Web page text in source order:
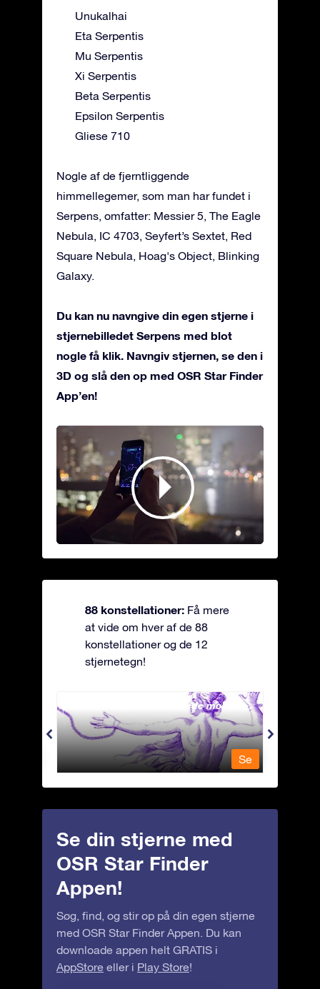
Unukalhai
Eta Serpentis
Mu Serpentis
Xi Serpentis
Beta Serpentis
Epsilon Serpentis
Gliese 710
Nogle af de fjerntliggende
himmellegemer, som man har fundet i
Serpens, omfatter: Messier 5, The Eagle
Nebula, IC 4703, Seyfert’s Sextet, Red
Square Nebula, Hoag's Object, Blinking
Galaxy.
Du kan nu navngive din egen stjerne i
stjernebilledet Serpens med blot
nogle få klik. Navngiv stjernen, se den i
3D og slå den op med OSR Star Finder
App’en!
88 konstellationer: Få mere
at vide om hver af de 88
konstellationer og de 12
stjernetegn!
Andromeda - Den lænkede mø
Se
Se din stjerne med
OSR Star Finder
Appen!
Søg, find, og stir op på din egen stjerne
med OSR Star Finder Appen. Du kan
downloade appen helt GRATIS i
AppStore eller i Play Store!